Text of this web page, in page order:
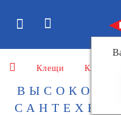
Клещи Клещи